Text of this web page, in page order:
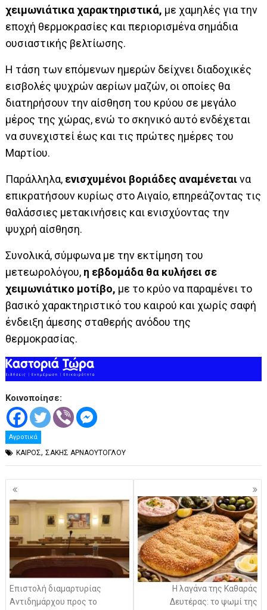
χειμωνιάτικα χαρακτηριστικά, με χαμηλές για την
εποχή θερμοκρασίες και περιορισμένα σημάδια
ουσιαστικής βελτίωσης.
Η τάση των επόμενων ημερών δείχνει διαδοχικές
εισβολές ψυχρών αερίων μαζών, οι οποίες θα
διατηρήσουν την αίσθηση του κρύου σε μεγάλο
μέρος της χώρας, ενώ το σκηνικό αυτό ενδέχεται
να συνεχιστεί έως και τις πρώτες ημέρες του
Μαρτίου.
Παράλληλα, ενισχυμένοι βοριάδες αναμένεταινα
επικρατήσουν κυρίως στο Αιγαίο, επηρεάζοντας τις
θαλάσσιες μετακινήσεις και ενισχύοντας την
ψυχρή αίσθηση.
Συνολικά, σύμφωνα με την εκτίμηση του
μετεωρολόγου, η εβδομάδα θα κυλήσει σε
χειμωνιάτικο μοτίβο, με το κρύο να παραμένει το
βασικό χαρακτηριστικό του καιρού και χωρίς σαφή
ένδειξη άμεσης σταθερής ανόδου της
θερμοκρασίας.
Κοινοποίησε:
Αγροτικά
ΚΑΙΡΟΣ,ΣΑΚΗΣ ΑΡΝΑΟΥΤΟΓΛΟΥ
Πλοήγηση
άρθρων
Επιστολή διαμαρτυρίας
Αντιδημάρχου προς το
Η λαγάνα της Καθαράς
Δευτέρας: το ψωμί της